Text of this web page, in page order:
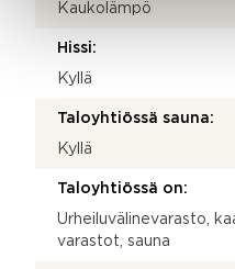
Kaukolämpö
Hissi:
Kyllä
Taloyhtiössä sauna:
Kyllä
Taloyhtiössä on:
Urheiluvälinevarasto,
varastot, sauna